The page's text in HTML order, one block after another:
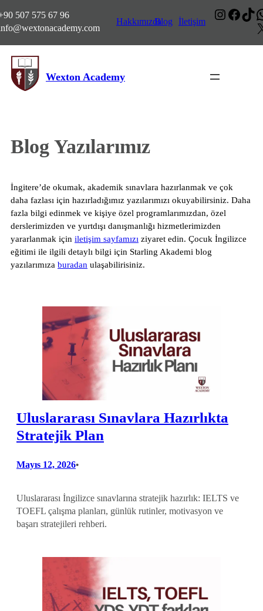
geç507 575 67 96
HakkımızdaBlog İletişim
Wexton Academy
Blog Yazılarımız
İngitere’de okumak, akademik sınavlara hazırlanmak ve çok
daha fazlası için hazırladığımız yazılarımızı okuyabilirsiniz. Daha
fazla bilgi edinmek ve kişiye özel programlarımızdan, özel
derslerimizden ve yurtdışı danışmanlığı hizmetlerimizden
yararlanmak için iletişim sayfamızı ziyaret edin. Çocuk İngilizce
eğitimi ile ilgili detaylı bilgi için Starling Akademi blog
yazılarımıza buradan ulaşabilirisiniz.
Uluslararası Sınavlara Hazırlıkta
Stratejik Plan
Mayıs 12, 2026•
Uluslararası İngilizce sınavlarına stratejik hazırlık: IELTS ve
TOEFL çalışma planları, günlük rutinler, motivasyon ve
başarı stratejileri rehberi.